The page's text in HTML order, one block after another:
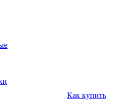
Как купить